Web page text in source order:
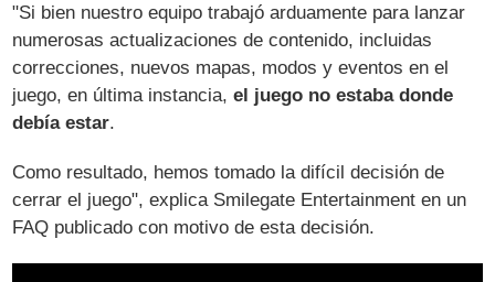
"Si bien nuestro equipo trabajó arduamente para lanzar
numerosas actualizaciones de contenido, incluidas
correcciones, nuevos mapas, modos y eventos en el
juego, en última instancia,el juego no estaba donde
debía estar.
Como resultado, hemos tomado la difícil decisión de
cerrar el juego", explica Smilegate Entertainment en un
FAQ publicado con motivo de esta decisión.